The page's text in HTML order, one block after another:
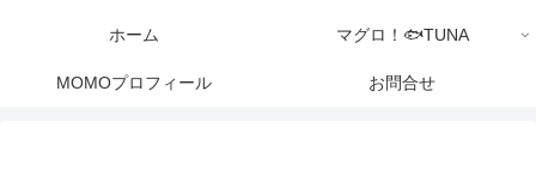
ホーム マグロ！🐟TUNA
MOMOプロフィール お問合せ